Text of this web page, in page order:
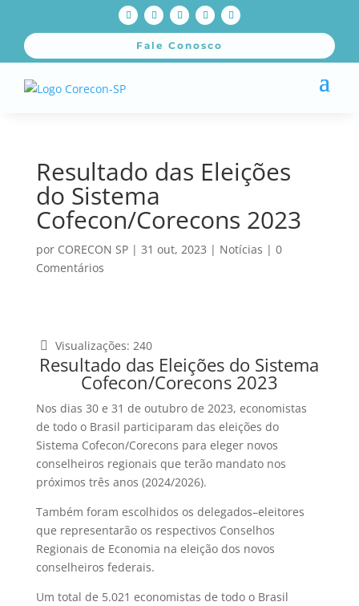
Fale Conosco
Resultado das Eleições
do Sistema
Cofecon/Corecons 2023
por CORECON SP| 31 out, 2023 | Notícias | 0
Comentários
Visualizações: 240
Resultado das Eleições do Sistema
Cofecon/Corecons 2023
Nos dias 30 e 31 de outubro de 2023, economistas
de todo o Brasil participaram das eleições do
Sistema Cofecon/Corecons para eleger novos
conselheiros regionais que terão mandato nos
próximos três anos (2024/2026).
Também foram escolhidos os delegados–eleitores
que representarão os respectivos Conselhos
Regionais de Economia na eleição dos novos
conselheiros federais.
Um total de 5.021 economistas de todo o Brasil